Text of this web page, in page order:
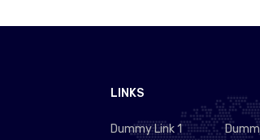
LINKS
Dummy Link 1